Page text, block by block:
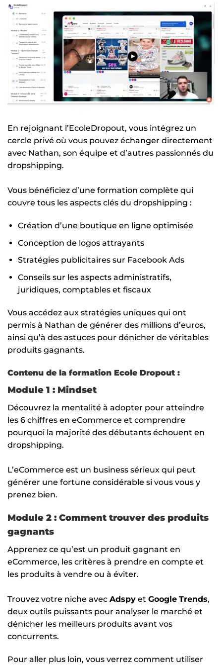
En rejoignant l’EcoleDropout, vous intégrez un
cercle privé où vous pouvez échanger directement
avec Nathan, son équipe et d’autres passionnés du
dropshipping.
Vous bénéficiez d’une formation complète qui
couvre tous les aspects clés du dropshipping :
Création d’une boutique en ligne optimisée
Conception de logos attrayants
Stratégies publicitaires sur Facebook Ads
Conseils sur les aspects administratifs,
juridiques, comptables et fiscaux
Vous accédez aux stratégies uniques qui ont
permis à Nathan de générer des millions d’euros,
ainsi qu’à des astuces pour dénicher de véritables
produits gagnants.
Contenu de la formation Ecole Dropout :
Module 1 : Mindset
Découvrez la mentalité à adopter pour atteindre
les 6 chiffres en eCommerce et comprendre
pourquoi la majorité des débutants échouent en
dropshipping.
L’eCommerce est un business sérieux qui peut
générer une fortune considérable si vous vous y
prenez bien.
Module 2 : Comment trouver des produits
gagnants
Apprenez ce qu’est un produit gagnant en
eCommerce, les critères à prendre en compte et
les produits à vendre ou à éviter.
Trouvez votre niche avec Adspy et Google Trends,
deux outils puissants pour analyser le marché et
dénicher les meilleurs produits avant vos
concurrents.
Pour aller plus loin, vous verrez comment utiliser